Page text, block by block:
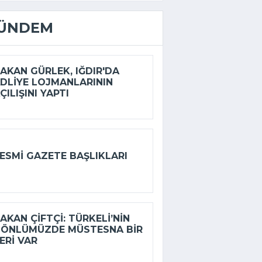
GÜRLEK, IĞDIR'DA
LOJMANLARININ
YAPTI
GAZETE BAŞLIKLARI
ÇIFTÇI: TÜRKELI’NIN
MÜSTESNA BIR
VAR